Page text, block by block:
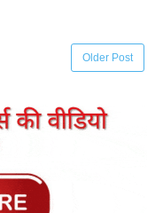
Older Post